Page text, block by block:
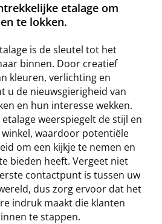
etalage om
te lokken.
is de sleutel tot het
binnen. Door creatief
kleuren, verlichting en
u de nieuwsgierigheid van
en hun interesse wekken.
weerspiegelt de stijl en
waardoor potentiële
om een kijkje te nemen en
bieden heeft. Vergeet niet
contactpunt is tussen uw
dus zorg ervoor dat het
indruk maakt die klanten
te stappen.